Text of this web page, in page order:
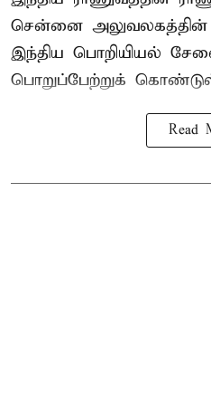
சென்னை அலுவலகத்தின்
இந்திய பொறியியல்
பொறுப்பேற்றுக்
Read